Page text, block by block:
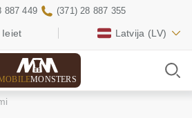
Ieiet Latvija (LV)
887 449 (371) 28 887 355
MONSTERS